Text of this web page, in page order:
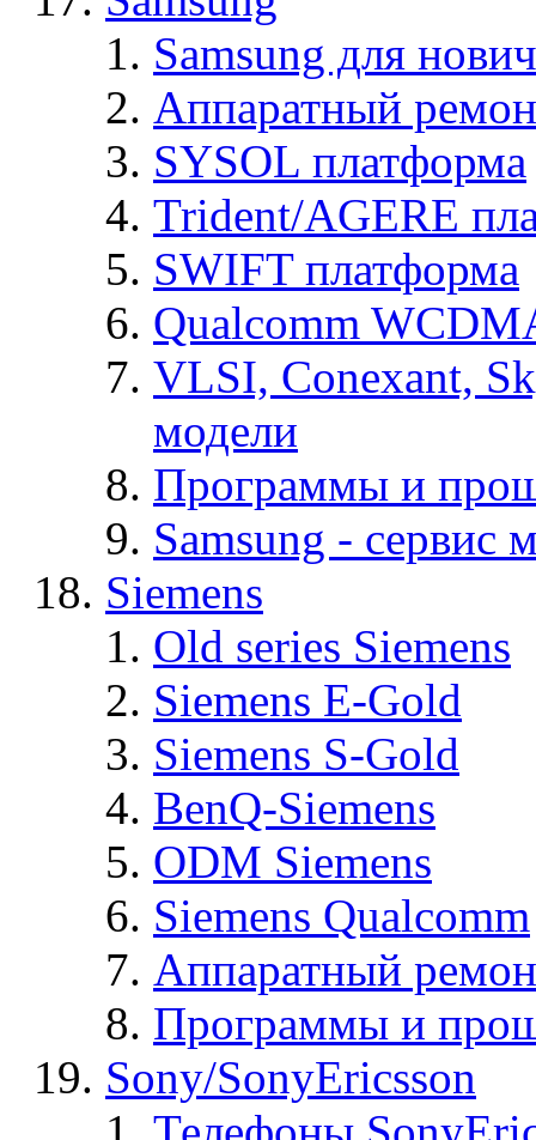
Samsung для
Аппаратный
SYSOL платформа
Trident/AGERE
SWIFT платформа
Qualcomm
VLSI, Conexant,
модели
Программы и
Samsung - cервис
Siemens
Old series Siemens
Siemens E-Gold
Siemens S-Gold
BenQ-Siemens
ODM Siemens
Siemens Qualcomm
Аппаратный
Программы и
Sony/SonyEricsson